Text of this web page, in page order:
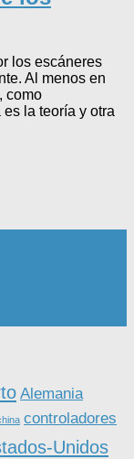
los escáneres
Al menos en
como
la teoría y otra
Alemania
controladores
Unidos